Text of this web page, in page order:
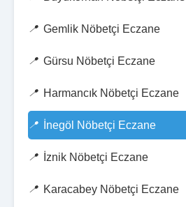
Gemlik Nöbetçi Eczane
Gürsu Nöbetçi Eczane
Harmancık Nöbetçi Eczane
İnegöl Nöbetçi Eczane
İznik Nöbetçi Eczane
Karacabey Nöbetçi Eczane